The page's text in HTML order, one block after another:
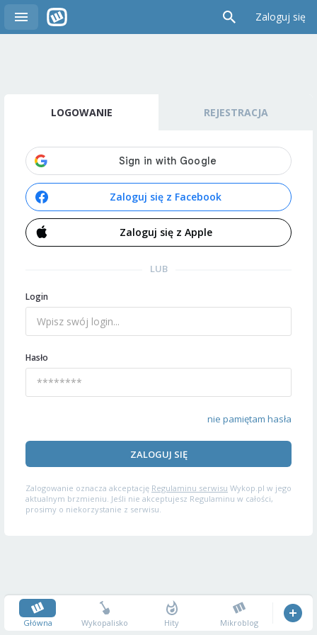
Zaloguj się
LOGOWANIE REJESTRACJA
Zaloguj się z Facebook
Zaloguj się z Apple
LUB
Login
Hasło
nie pamiętam hasła
ZALOGUJ SIĘ
Zalogowanie oznacza akceptację Regulaminu serwisu Wykop.pl w jego
aktualnym brzmieniu. Jeśli nie akceptujesz Regulaminu w całości,
prosimy o niekorzystanie z serwisu.
Główna Wykopalisko Hity Mikroblog